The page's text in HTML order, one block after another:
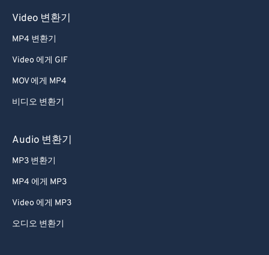
Video 변환기
MP4 변환기
Video 에게 GIF
MOV 에게 MP4
비디오 변환기
Audio 변환기
MP3 변환기
MP4 에게 MP3
Video 에게 MP3
오디오 변환기